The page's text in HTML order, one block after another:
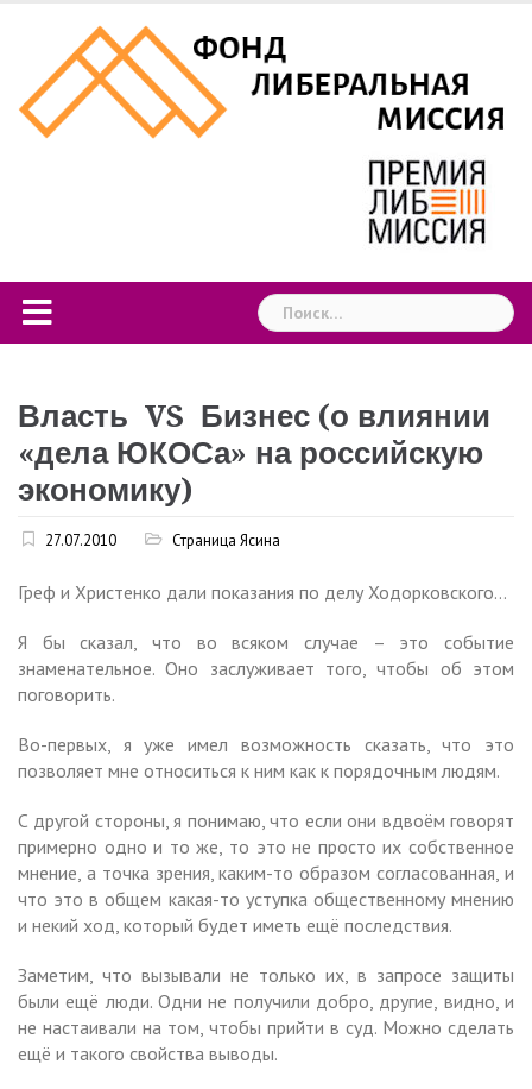
content
Найти:
Власть VS Бизнес (о влиянии
«дела ЮКОСа» на российскую
экономику)
27.07.2010 Страница Ясина
Греф и Христенко дали показания по делу Ходорковского…
Я бы сказал, что во всяком случае – это событие
знаменательное. Оно заслуживает того, чтобы об этом
поговорить.
Во-первых, я уже имел возможность сказать, что это
позволяет мне относиться к ним как к порядочным людям.
С другой стороны, я понимаю, что если они вдвоём говорят
примерно одно и то же, то это не просто их собственное
мнение, а точка зрения, каким-то образом согласованная, и
что это в общем какая-то уступка общественному мнению
и некий ход, который будет иметь ещё последствия.
Заметим, что вызывали не только их, в запросе защиты
были ещё люди. Одни не получили добро, другие, видно, и
не настаивали на том, чтобы прийти в суд. Можно сделать
ещё и такого свойства выводы.